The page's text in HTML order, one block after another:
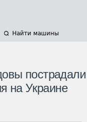
Найти машины
пострадали
на Украине